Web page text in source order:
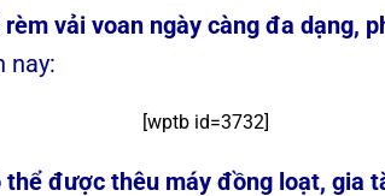
vải voan ngày càng đa dạng,
nay:
[wptb id=3732]
thể được thêu máy đồng loạt, gia